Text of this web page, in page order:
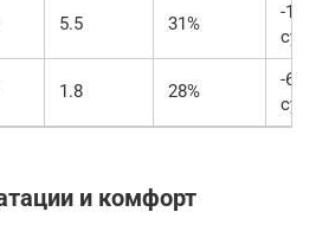
5.5 31%
-
1.8 28%
-60
и комфорт